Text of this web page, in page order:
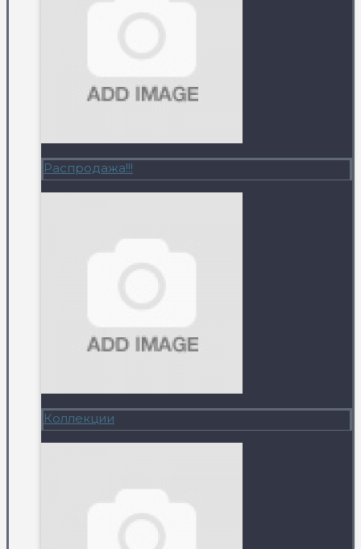
Распродажа!!!
Коллекции